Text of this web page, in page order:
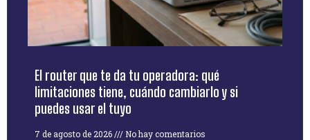
El router que te da tu operadora: qué
limitaciones tiene, cuándo cambiarlo y si
puedes usar el tuyo
7 de agosto de 2026 No hay comentarios